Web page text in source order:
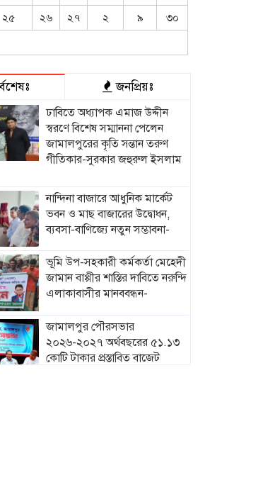
২৫ ২৬ ২৭ ২ ৯
৩০
জনপ্রিয়ঃ
ঢাবিতে অধ্যাপক এমাজ উদ্দীন
স্বরণে বিশেষ সম্মাননা পেলেন
জামালপুরের কৃতি সন্তান তরুণ
গীতিকার-সুরকার জহুরুল ইসলাম
নান্দিনা বাজারে আধুনিক মার্কেট
ভবন ও মাছ বাজারের উদ্বোধন,
ব্যবসা-বাণিজ্যে নতুন সম্ভাবনা-
ভূমি উপ-সহকারী কর্মকর্তা মেহেদী
জামান বাপ্পীর শাস্তির দাবিতে নরুন্দি
এলাকাবাসীর মানববন্ধন-
জামালপুর পৌরসভার
২০২৬-২০২৭ অর্থবছরের ৫১.১৩
কোটি টাকার প্রস্তাবিত বাজেট